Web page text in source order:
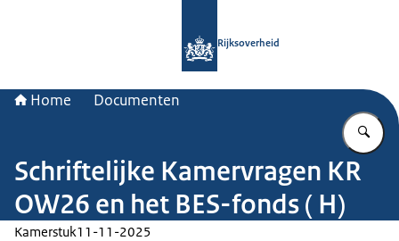
Rijksoverheid
Home Documenten
Schriftelijke Kamervragen KR
OW26 en het BES-fonds ( H)
Kamerstuk11-11-2025